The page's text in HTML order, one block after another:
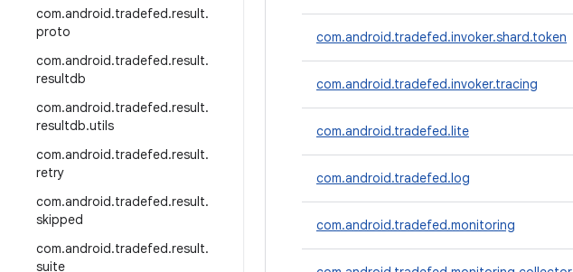
com.android.tradefed.result.
proto
com.android.tradefed.result.
resultdb
com.android.tradefed.result.
resultdb.utils
com.android.tradefed.result.
retry
com.android.tradefed.result.
skipped
com.android.tradefed.result.
suite
com.android.tradefed.invoker.shard.token
com.android.tradefed.invoker.tracing
com.android.tradefed.lite
com.android.tradefed.log
com.android.tradefed.monitoring